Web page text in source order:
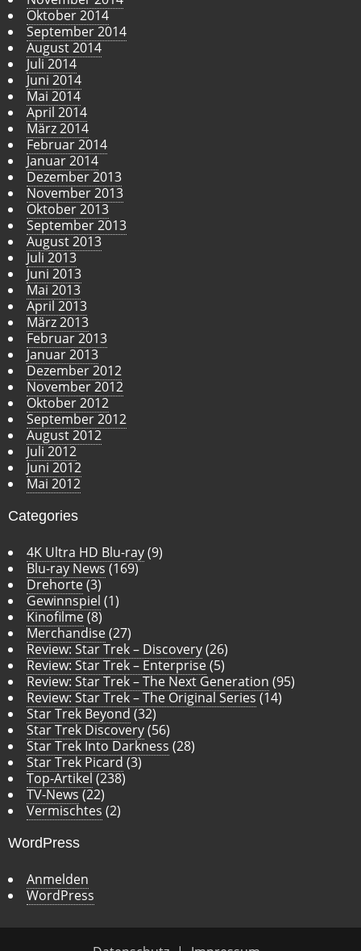
Oktober 2014
September 2014
August 2014
Juli 2014
Juni 2014
Mai 2014
April 2014
März 2014
Februar 2014
Januar 2014
Dezember 2013
November 2013
Oktober 2013
September 2013
August 2013
Juli 2013
Juni 2013
Mai 2013
April 2013
März 2013
Februar 2013
Januar 2013
Dezember 2012
November 2012
Oktober 2012
September 2012
August 2012
Juli 2012
Juni 2012
Mai 2012
Categories
4K Ultra HD Blu-ray(9)
Blu-ray News (169)
Drehorte(3)
Gewinnspiel (1)
Kinofilme(8)
Merchandise(27)
Review: Star Trek – Discovery(26)
Review: Star Trek – Enterprise(5)
Review: Star Trek – The Next Generation (95)
Review: Star Trek – The Original Series (14)
Star Trek Beyond (32)
Star Trek Discovery(56)
Star Trek Into Darkness (28)
Star Trek Picard (3)
Top-Artikel (238)
TV-News (22)
Vermischtes (2)
WordPress
Anmelden
WordPress